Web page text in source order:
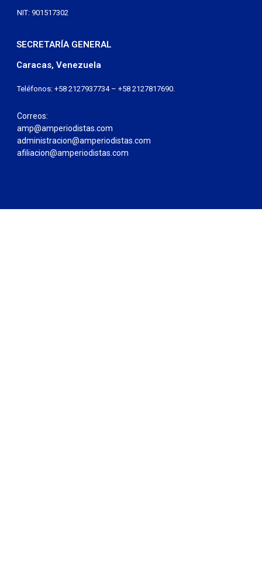
NIT: 901517302
SECRETARÍA GENERAL
Caracas, Venezuela
Teléfonos: +58 2127937734 – +58 2127817690.
Correos:
amp@amperiodistas.com
administracion@amperiodistas.com
afiliacion@amperiodistas.com